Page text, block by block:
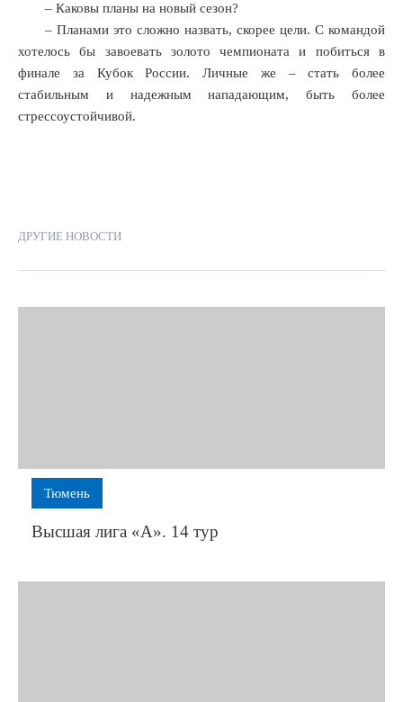
– Каковы планы на новый сезон?
– Планами это сложно назвать, скорее цели. С командой
хотелось бы завоевать золото чемпионата и побиться в
финале за Кубок России. Личные же – стать более
стабильным и надежным нападающим, быть более
стрессоустойчивой.
ДРУГИЕ НОВОСТИ
Тюмень
Высшая лига «А». 14 тур